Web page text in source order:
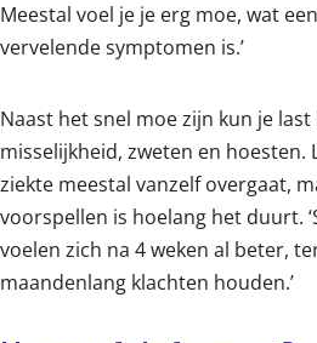
Meestal voel je je erg moe, wat
vervelende symptomen is.’
Naast het snel moe zijn kun je
misselijkheid, zweten en hoesten.
ziekte meestal vanzelf overgaat,
voorspellen is hoelang het duurt.
voelen zich na 4 weken al beter,
maandenlang klachten houden.’